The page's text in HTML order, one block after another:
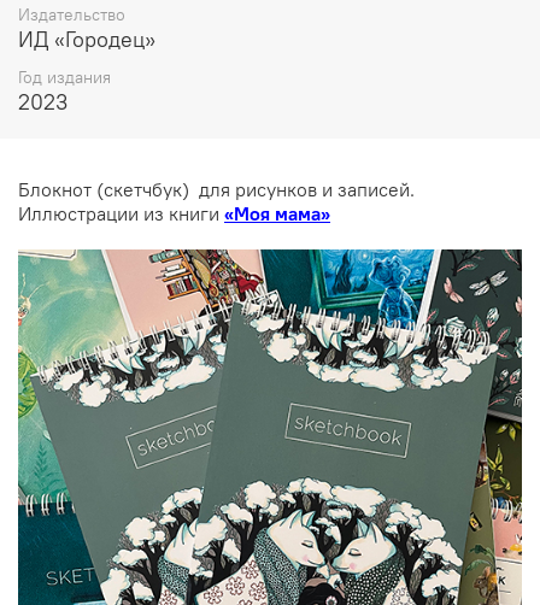
Издательство
ИД «Городец»
Год издания
2023
Блокнот (скетчбук) для рисунков и записей.
Иллюстрации из книги «Моя мама»